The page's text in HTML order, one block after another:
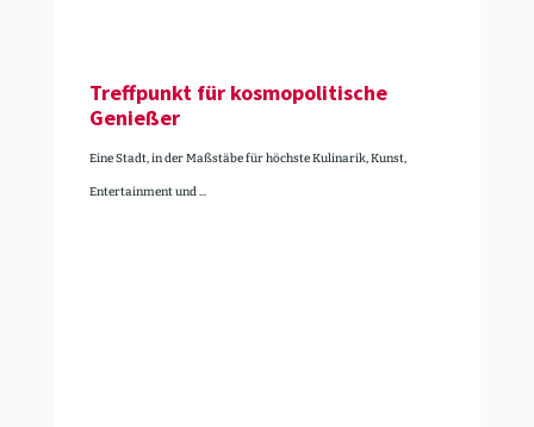
Treff­punkt für kosmo­po­li­tische
Genießer
Eine Stadt, in der Maßstäbe für höchste Kulinarik, Kunst,
Entertainment und ...